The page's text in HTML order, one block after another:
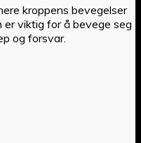
kroppens bevegelser
er viktig for å bevege seg
og forsvar.